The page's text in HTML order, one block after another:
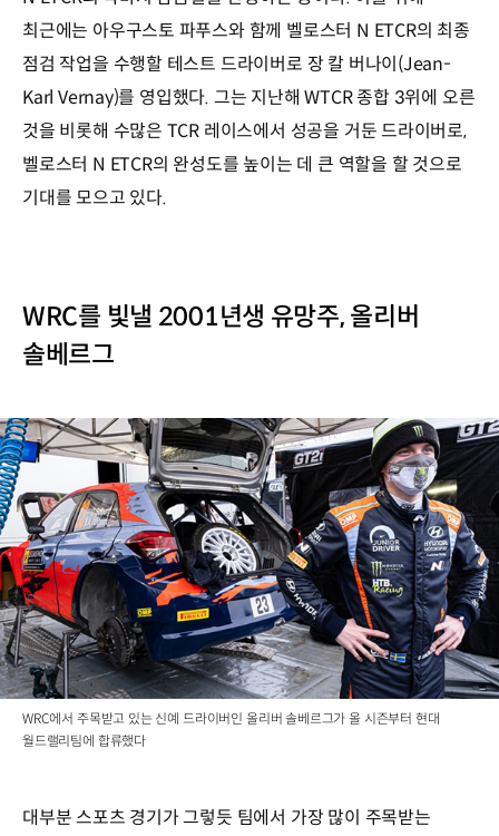
최근에는 아우구스토 파푸스와 함께 벨로스터 N ETCR의 최종
점검 작업을 수행할 테스트 드라이버로 장 칼 버나이(Jean-
Karl Vernay)를 영입했다. 그는 지난해 WTCR 종합 3위에 오른
것을 비롯해 수많은 TCR 레이스에서 성공을 거둔 드라이버로,
벨로스터 N ETCR의 완성도를 높이는 데 큰 역할을 할 것으로
기대를 모으고 있다.
WRC를 빛낼 2001년생 유망주, 올리버
솔베르그
WRC에서 주목받고 있는 신예 드라이버인 올리버 솔베르그가 올 시즌부터 현대
월드랠리팀에 합류했다
대부분 스포츠 경기가 그렇듯 팀에서 가장 많이 주목받는